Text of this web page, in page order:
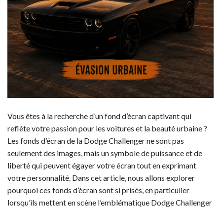
Vous êtes à la recherche d’un fond d’écran captivant qui
reflète votre passion pour les voitures et la beauté urbaine ?
Les fonds d’écran de la Dodge Challenger ne sont pas
seulement des images, mais un symbole de puissance et de
liberté qui peuvent égayer votre écran tout en exprimant
votre personnalité. Dans cet article, nous allons explorer
pourquoi ces fonds d’écran sont si prisés, en particulier
lorsqu’ils mettent en scène l’emblématique Dodge Challenger